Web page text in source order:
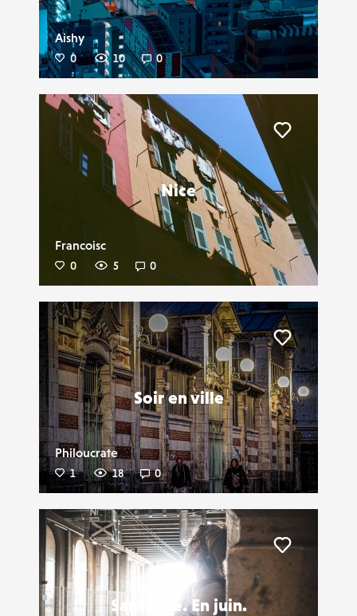
Aishy
0 10 0
Nice
Francoisc
0 5 0
Soir en ville
Philoucrate
1 18 0
Sans titre. En juin.